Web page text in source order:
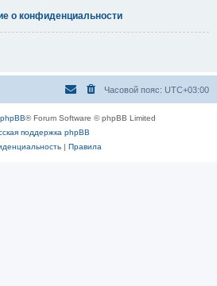
о конфиденциальности
Часовой пояс: UTC+03:00
phpBB® Forum Software © phpBB Limited
поддержка phpBB
| Правила